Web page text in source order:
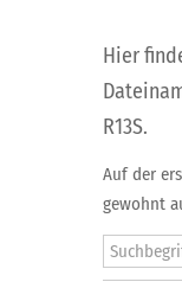
Hier
R13S.
Auf der
gewohnt